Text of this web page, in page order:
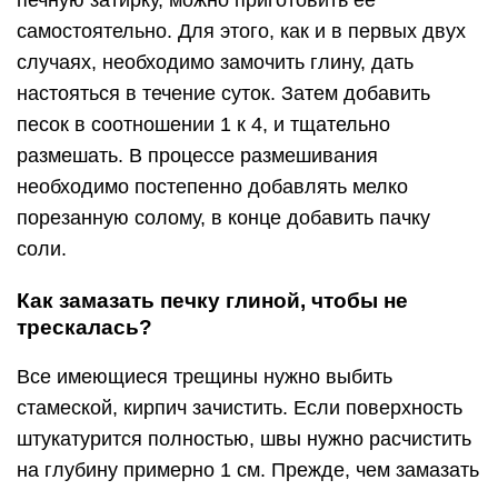
самостоятельно. Для этого, как и в первых двух
случаях, необходимо замочить глину, дать
настояться в течение суток. Затем добавить
песок в соотношении 1 к 4, и тщательно
размешать. В процессе размешивания
необходимо постепенно добавлять мелко
порезанную солому, в конце добавить пачку
соли.
Как замазать печку глиной, чтобы не
трескалась?
Все имеющиеся трещины нужно выбить
стамеской, кирпич зачистить. Если поверхность
штукатурится полностью, швы нужно расчистить
на глубину примерно 1 см. Прежде, чем замазать